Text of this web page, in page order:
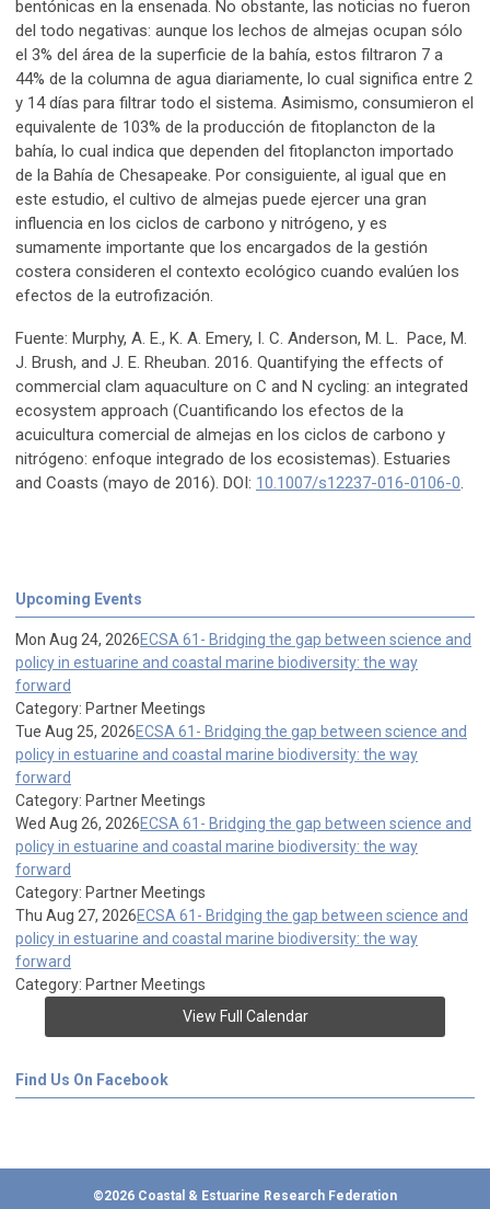
bentónicas en la ensenada. No obstante, las noticias no fueron
del todo negativas: aunque los lechos de almejas ocupan sólo
el 3% del área de la superficie de la bahía, estos filtraron 7 a
44% de la columna de agua diariamente, lo cual significa entre 2
y 14 días para filtrar todo el sistema. Asimismo, consumieron el
equivalente de 103% de la producción de fitoplancton de la
bahía, lo cual indica que dependen del fitoplancton importado
de la Bahía de Chesapeake. Por consiguiente, al igual que en
este estudio, el cultivo de almejas puede ejercer una gran
influencia en los ciclos de carbono y nitrógeno, y es
sumamente importante que los encargados de la gestión
costera consideren el contexto ecológico cuando evalúen los
efectos de la eutrofización.
Fuente: Murphy, A. E., K. A. Emery, I. C. Anderson, M. L. Pace, M.
J. Brush, and J. E. Rheuban. 2016. Quantifying the effects of
commercial clam aquaculture on C and N cycling: an integrated
ecosystem approach (Cuantificando los efectos de la
acuicultura comercial de almejas en los ciclos de carbono y
nitrógeno: enfoque integrado de los ecosistemas). Estuaries
and Coasts (mayo de 2016). DOI: 10.1007/s12237-016-0106-0.
Upcoming Events
Mon Aug 24, 2026ECSA 61- Bridging the gap between science and
policy in estuarine and coastal marine biodiversity: the way
forward
Category: Partner Meetings
Tue Aug 25, 2026ECSA 61- Bridging the gap between science and
policy in estuarine and coastal marine biodiversity: the way
forward
Category: Partner Meetings
Wed Aug 26, 2026ECSA 61- Bridging the gap between science and
policy in estuarine and coastal marine biodiversity: the way
forward
Category: Partner Meetings
Thu Aug 27, 2026ECSA 61- Bridging the gap between science and
policy in estuarine and coastal marine biodiversity: the way
forward
Category: Partner Meetings
View Full Calendar
Find Us On Facebook
©2026 Coastal & Estuarine Research Federation